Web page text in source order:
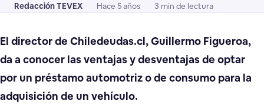
Redacción TEVEX Hace 5 años 3 min de lectura
El director de Chiledeudas.cl, Guillermo Figueroa,
da a conocer las ventajas y desventajas de optar
por un préstamo automotriz o de consumo para la
adquisición de un vehículo.